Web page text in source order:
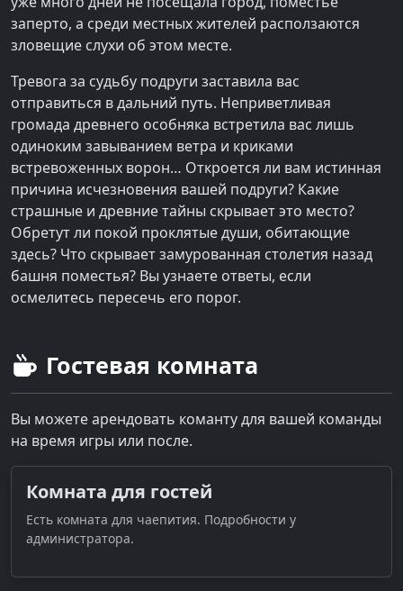
заперто, а среди местных жителей расползаются
зловещие слухи об этом месте.
Тревога за судьбу подруги заставила вас
отправиться в дальний путь. Неприветливая
громада древнего особняка встретила вас лишь
одиноким завыванием ветра и криками
встревоженных ворон… Откроется ли вам истинная
причина исчезновения вашей подруги? Какие
страшные и древние тайны скрывает это место?
Обретут ли покой проклятые души, обитающие
здесь? Что скрывает замурованная столетия назад
башня поместья? Вы узнаете ответы, если
осмелитесь пересечь его порог.
Гостевая комната
Вы можете арендовать команту для вашей команды
на время игры или после.
Комната для гостей
Есть комната для чаепития. Подробности у
администратора.